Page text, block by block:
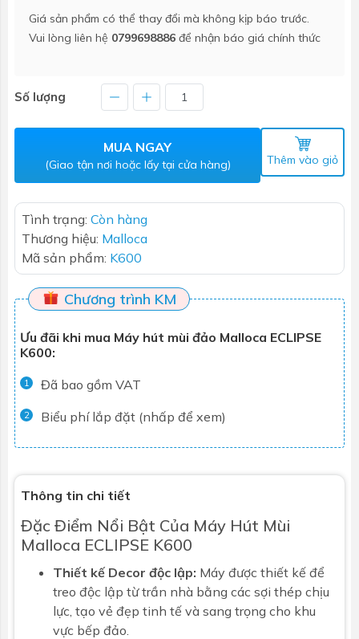
Giá sản phẩm có thể thay đổi mà không kịp báo trước.
Vui lòng liên hệ 0799698886 để nhận báo giá chính thức
Số lượng
MUA NGAY
(Giao tận nơi hoặc lấy tại cửa hàng) Thêm vào giỏ
Tình trạng: Còn hàng
Thương hiệu: Malloca
Mã sản phẩm: K600
Chương trình KM
Ưu đãi khi mua Máy hút mùi đảo Malloca ECLIPSE
K600:
1 Đã bao gồm VAT
2 Biểu phí lắp đặt (nhấp để xem)
Thông tin chi tiết
Đặc Điểm Nổi Bật Của Máy Hút Mùi
Malloca ECLIPSE K600
Thiết kế Decor độc lập: Máy được thiết kế để
treo độc lập từ trần nhà bằng các sợi thép chịu
lực, tạo vẻ đẹp tinh tế và sang trọng cho khu
vực bếp đảo.